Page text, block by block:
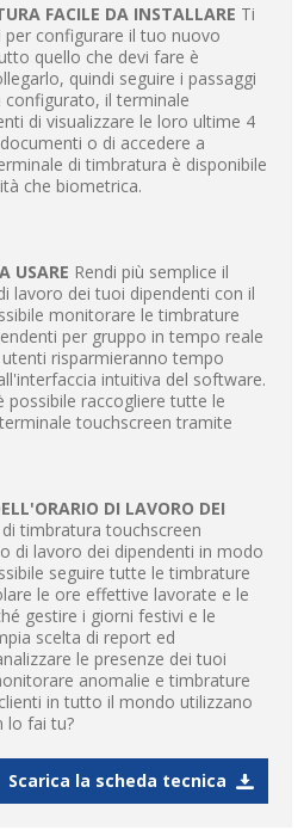
FACILE DA INSTALLARE Ti
configurare il tuo nuovo
quello che devi fare è
quindi seguire i passaggi
configurato, il terminale
di visualizzare le loro ultime 4
o di accedere a
di timbratura è disponibile
che biometrica.
USARE Rendi più semplice il
lavoro dei tuoi dipendenti con il
monitorare le timbrature
per gruppo in tempo reale
risparmieranno tempo
intuitiva del software.
possibile raccogliere tutte le
touchscreen tramite
DI LAVORO DEI
timbratura touchscreen
di lavoro dei dipendenti in modo
seguire tutte le timbrature
le ore effettive lavorate e le
gestire i giorni festivi e le
scelta di report ed
le presenze dei tuoi
anomalie e timbrature
in tutto il mondo utilizzano
lo fai tu?
Scarica la scheda tecnica